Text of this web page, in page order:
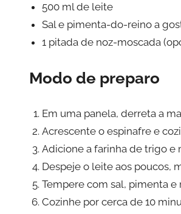
500 ml de leite
Sal e pimenta-do-reino a
1 pitada de noz-moscada
Modo de preparo
Em uma panela, derreta a
Acrescente o espinafre e
Adicione a farinha de trigo e
Despeje o leite aos poucos,
Tempere com sal, pimenta e
Cozinhe por cerca de 10